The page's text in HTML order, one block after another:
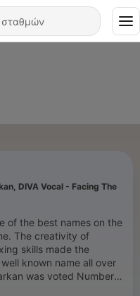
DIVA Vocal - Facing The
of the best names on the
The creativity of
skills made the
known name all over
in dance music and was